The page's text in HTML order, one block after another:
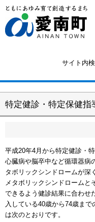
サイト内
特定健診・特定保健指
平成20年4月から特定健診・
心臓病や脳卒中など循環器病
タボリックシンドロームが深
メタボリックシンドロームと
できるよう健診結果に合わせ
入している40歳から74歳ま
は次のとおりです。